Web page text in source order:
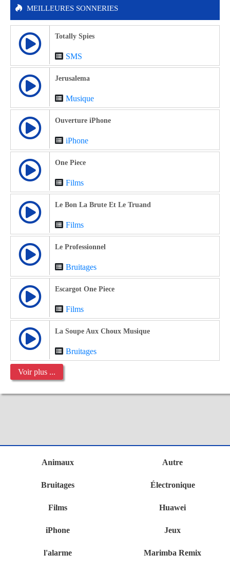
MEILLEURES SONNERIES
Totally Spies
SMS
Jerusalema
Musique
Ouverture iPhone
iPhone
One Piece
Films
Le Bon La Brute Et Le Truand
Films
Le Professionnel
Bruitages
Escargot One Piece
Films
La Soupe Aux Choux Musique
Bruitages
Voir plus ...
Animaux Autre
Bruitages Électronique
Films Huawei
iPhone Jeux
l'alarme Marimba Remix